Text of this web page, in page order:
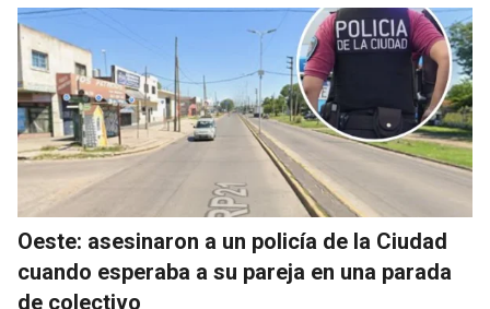
Oeste: asesinaron a un policía de la Ciudad
cuando esperaba a su pareja en una parada
de colectivo